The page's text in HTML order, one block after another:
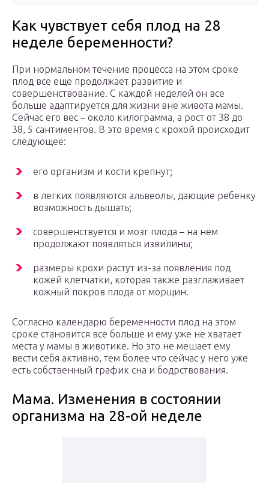
Как чувствует себя плод на 28
неделе беременности?
При нормальном течение процесса на этом сроке
плод все еще продолжает развитие и
совершенствование. C каждой неделей он все
больше адаптируется для жизни вне живота мамы.
Сейчас его вес – около килограмма, а рост от 38 до
38, 5 сантиментов. В это время с крохой происходит
следующее:
его организм и кости крепнут;
в легких появляются альвеолы, дающие ребенку
возможность дышать;
совершенствуется и мозг плода – на нем
продолжают появляться извилины;
размеры крохи растут из-за появления под
кожей клетчатки, которая также разглаживает
кожный покров плода от морщин.
Согласно календарю беременности плод на этом
сроке становится все больше и ему уже не хватает
места у мамы в животике. Но это не мешает ему
вести себя активно, тем более что сейчас у него уже
есть собственный график сна и бодрствования.
Мама. Изменения в состоянии
организма на 28-ой неделе